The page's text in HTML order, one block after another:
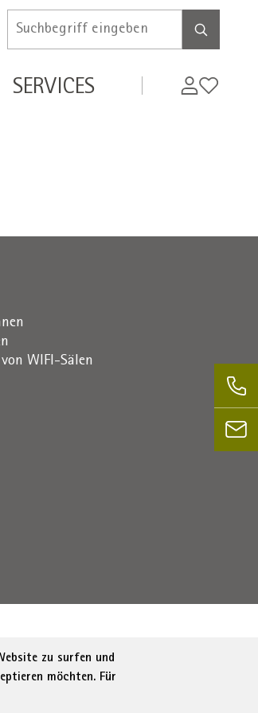
Inserire
di
ricerca
SERVICES MyWifi
WIFI-Sälen
zu surfen und
möchten. Für